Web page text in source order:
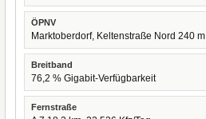
ÖPNV
Marktoberdorf, Keltenstraße Nord 240 m
Breitband
76,2 % Gigabit-Verfügbarkeit
Fernstraße